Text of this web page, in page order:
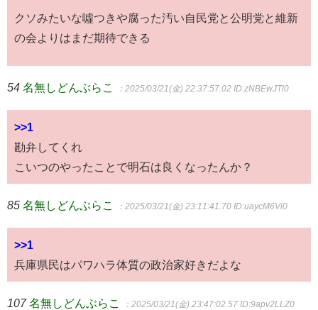
クソみたいな噓つきや腐った汚い自民党と公明党と維新
の会よりはまだ期待できる
54 名無しどんぶらこ ：2025/03/21(金) 22:37:57.02 ID:zNBEwJTl0
>>1
勘弁してくれ
こいつのやったことで明石は良くなったんか？
85 名無しどんぶらこ ：2025/03/21(金) 23:11:41.70 ID:uaycM6Vi0
>>1
兵庫県民はパワハラ体質の政治家好きだよな
107 名無しどんぶらこ ：2025/03/21(金) 23:47:02.57 ID:9apv2LLZ0